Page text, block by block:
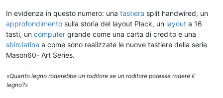
In evidenza in questo numero: una tastiera split handwired, un
approfondimento sulla storia del layout Plack, un layout a 16
tasti, un computer grande come una carta di credito e una
sbirciatina a come sono realizzate le nuove tastiere della serie
Mason60- Art Series.
«Quanto legno roderebbe un roditore se un roditore potesse rodere il
legno?»